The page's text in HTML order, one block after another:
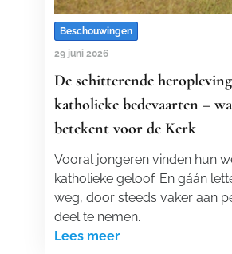
Beschouwingen
29 juni 2026
De schitterende
katholieke bedevaarten –
betekent voor de Kerk
Vooral jongeren vinden hun
katholieke geloof. En gáán
weg, door steeds vaker aan
deel te nemen.
Lees meer